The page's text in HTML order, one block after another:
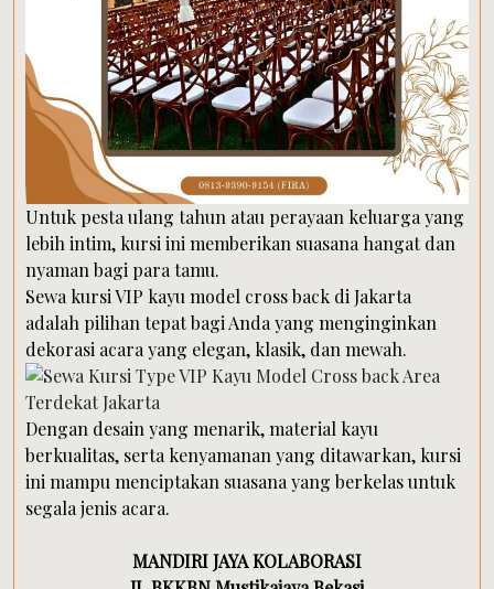
Untuk pesta ulang tahun atau perayaan keluarga yang
lebih intim, kursi ini memberikan suasana hangat dan
nyaman bagi para tamu.
Sewa kursi VIP kayu model cross back di Jakarta
adalah pilihan tepat bagi Anda yang menginginkan
dekorasi acara yang elegan, klasik, dan mewah.
Dengan desain yang menarik, material kayu
berkualitas, serta kenyamanan yang ditawarkan, kursi
ini mampu menciptakan suasana yang berkelas untuk
segala jenis acara.
MANDIRI JAYA KOLABORASI